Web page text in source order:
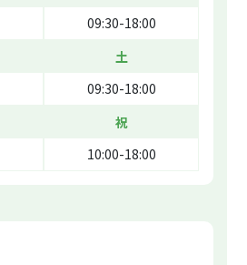
09:30-18:00
土
09:30-18:00
祝
10:00-18:00